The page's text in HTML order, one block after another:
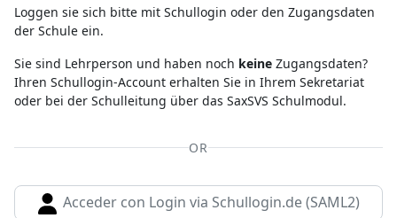
Loggen sie sich bitte mit Schullogin oder den Zugangsdaten
der Schule ein.
Sie sind Lehrperson und haben noch keine Zugangsdaten?
Ihren Schullogin-Account erhalten Sie in Ihrem Sekretariat
oder bei der Schulleitung über das SaxSVS Schulmodul.
OR
Acceder con Login via Schullogin.de (SAML2)